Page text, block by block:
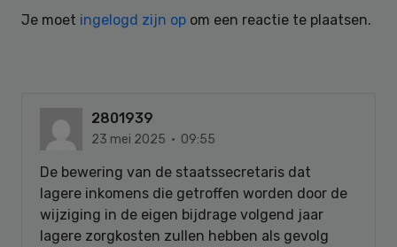
Je moet ingelogd zijn op om een reactie te plaatsen.
2801939
23 mei 2025 · 09:55
De bewering van de staatssecretaris dat
lagere inkomens die getroffen worden door de
wijziging in de eigen bijdrage volgend jaar
lagere zorgkosten zullen hebben als gevolg